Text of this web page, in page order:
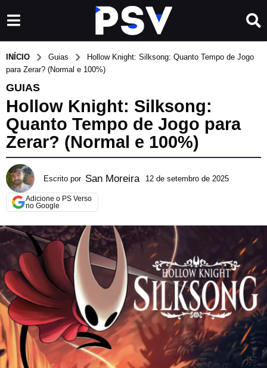
INÍCIO Guias
Hollow Knight: Silksong: Quanto Tempo de Jogo
para Zerar? (Normal e 100%)
GUIAS
Hollow Knight: Silksong:
Quanto Tempo de Jogo para
Zerar? (Normal e 100%)
Escrito por San Moreira 12 de setembro de 2025
j
i
r
o
d
e
2
0
2
Adicione o PS Verso
no Google